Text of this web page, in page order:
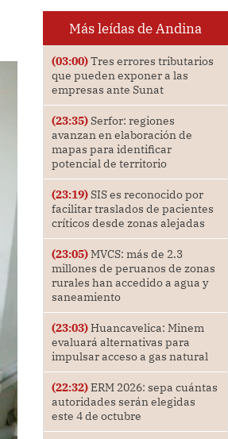
Más leídas de Andina
(03:00)Tres errores tributarios
que pueden exponer a las
empresas ante Sunat
(23:35)Serfor: regiones
avanzan en elaboración de
mapas para identificar
potencial de territorio
(23:19)SIS es reconocido por
facilitar traslados de pacientes
críticos desde zonas alejadas
(23:05)MVCS: más de 2.3
millones de peruanos de zonas
rurales han accedido a agua y
saneamiento
(23:03)Huancavelica: Minem
evaluará alternativas para
impulsar acceso a gas natural
(22:32)ERM 2026: sepa cuántas
autoridades serán elegidas
este 4 de octubre